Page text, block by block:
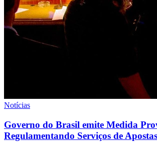
Notícias
Governo do Brasil emite Medida
Regulamentando Serviços de